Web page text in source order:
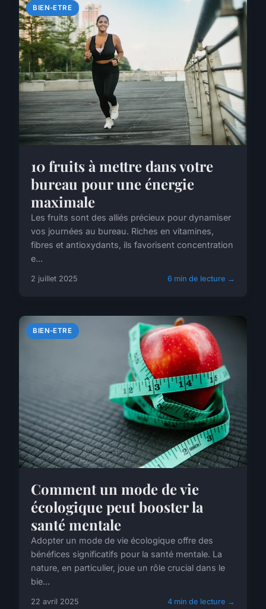
BIEN-ETRE
10 fruits à mettre dans votre
bureau pour une énergie
maximale
Les fruits sont des alliés précieux pour dynamiser
vos journées au bureau. Riches en vitamines,
fibres et antioxydants, ils favorisent concentration
e...
2 juillet 2025 6 min de lecture →
BIEN-ETRE
Comment un mode de vie
écologique peut booster la
santé mentale
Adopter un mode de vie écologique offre des
bénéfices significatifs pour la santé mentale. La
nature, en particulier, joue un rôle crucial dans le
bie...
22 avril 2025 4 min de lecture →